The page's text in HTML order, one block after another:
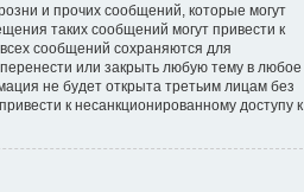
и прочих сообщений, которые могут
таких сообщений могут привести к
сообщений сохраняются для
или закрыть любую тему в любое
не будет открыта третьим лицам без
к несанкционированному доступу к